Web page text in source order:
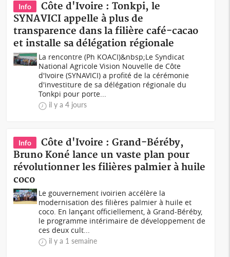
Info
Côte d'Ivoire : Tonkpi, le
SYNAVICI appelle à plus de
transparence dans la filière café-cacao
et installe sa délégation régionale
La rencontre (Ph KOACI)&nbsp;Le Syndicat
National Agricole Vision Nouvelle de Côte
d'Ivoire (SYNAVICI) a profité de la cérémonie
d'investiture de sa délégation régionale du
Tonkpi pour porte...
il y a 4 jours
Info
Côte d'Ivoire : Grand-Béréby,
Bruno Koné lance un vaste plan pour
révolutionner les filières palmier à huile
coco
Le gouvernement ivoirien accélère la
modernisation des filières palmier à huile et
coco. En lançant officiellement, à Grand-Béréby,
le programme intérimaire de développement de
ces deux cult...
il y a 1 semaine